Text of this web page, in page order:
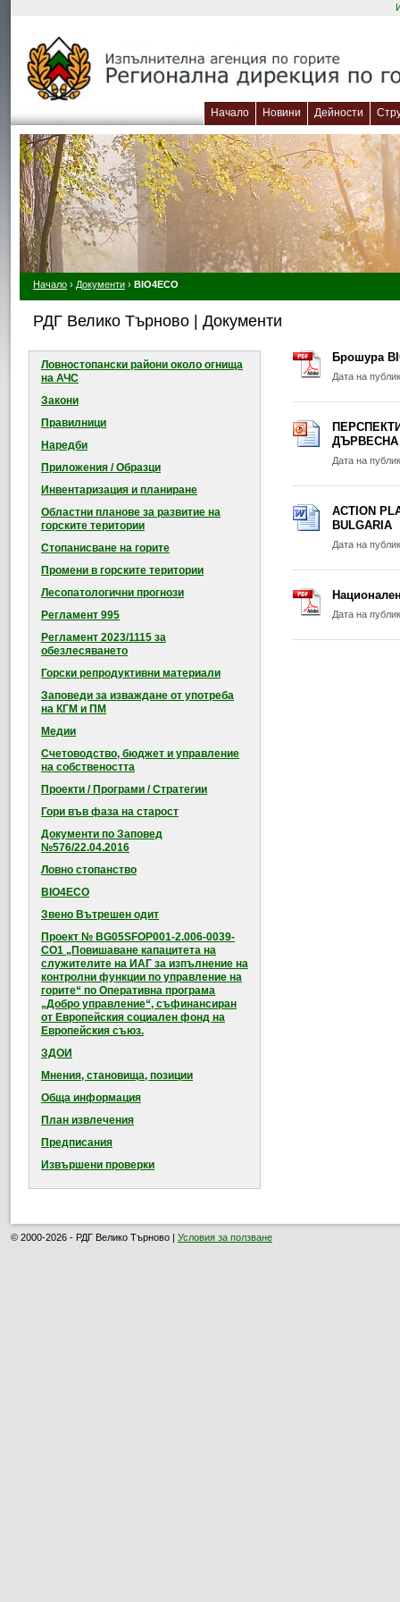
Начало Новини Дейности
Начало › Документи › BIO4ECO
РДГ Велико Търново | Документи
Ловностопански райони около огнищa
на АЧС
Закони
Правилници
Наредби
Приложения / Образци
Инвентаризация и планиране
Областни планове за развитие на
горските територии
Стопанисване на горите
Промени в горските територии
Лесопатологични прогнози
Регламент 995
Регламент 2023/1115 за
обезлесяването
Горски репродуктивни материали
Заповеди за изваждане от употреба
на КГМ и ПМ
Медии
Счетоводство, бюджет и управление
на собствеността
Проекти / Програми / Стратегии
Гори във фаза на старост
Документи по Заповед
№576/22.04.2016
Ловно стопанство
BIO4ECO
Звено Вътрешен одит
Проект № BG05SFOP001-2.006-0039-
CO1 „Повишаване капацитета на
служителите на ИАГ за изпълнение на
контролни функции по управление на
горите“ по Оперативна програма
„Добро управление“, съфинансиран
от Европейския социален фонд на
Европейския съюз.
ЗДОИ
Мнения, становища, позиции
Обща информация
План извлечения
Предписания
Извършени проверки
Брошура
Дата на
Дата на
ACTION
BULGARIA
Дата на
Дата на
© 2000-2026 - РДГ Велико Търново | Условия за ползване